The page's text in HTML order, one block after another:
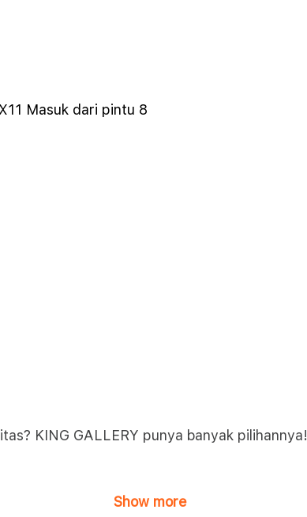
Masuk dari pintu 8
KING GALLERY punya banyak pilihannya!
Show more